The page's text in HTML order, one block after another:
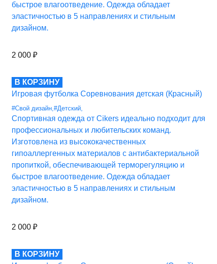
быстрое влагоотведение. Одежда обладает
эластичностью в 5 направлениях и стильным
дизайном.
2 000 ₽
В КОРЗИНУ
Игровая футболка Соревнования детская (Красный)
#Свой дизайн,#Детский,
Спортивная одежда от Cikers идеально подходит для
профессиональных и любительских команд.
Изготовлена из высококачественных
гипоаллергенных материалов с антибактериальной
пропиткой, обеспечивающей терморегуляцию и
быстрое влагоотведение. Одежда обладает
эластичностью в 5 направлениях и стильным
дизайном.
2 000 ₽
В КОРЗИНУ